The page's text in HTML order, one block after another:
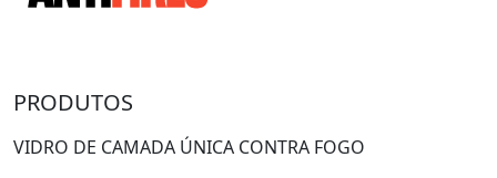
PRODUTOS
VIDRO DE CAMADA ÚNICA CONTRA FOGO